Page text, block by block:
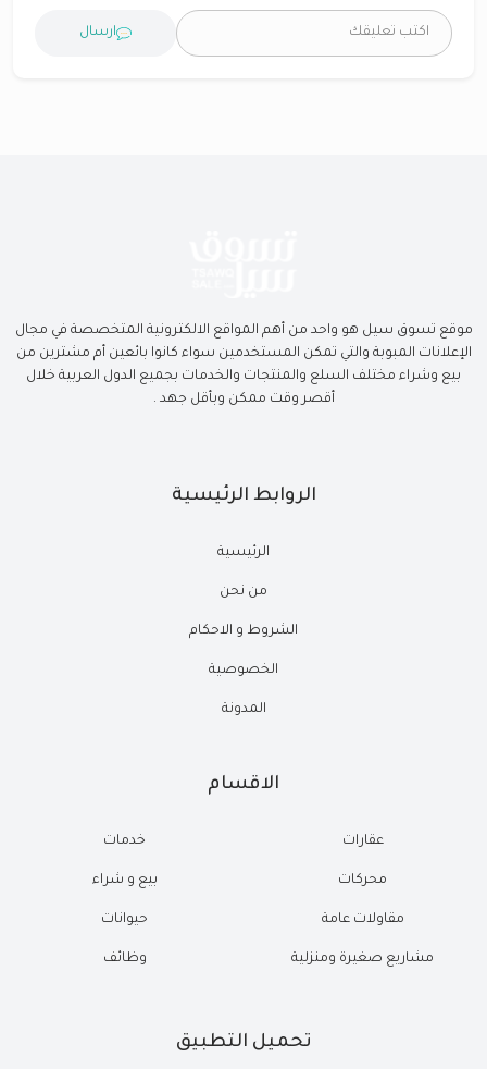
ارسال
موقع تسوق سيل هو واحد من أهم المواقع الالكترونية المتخصصة في مجال
الإعلانات المبوبة والتي تمكن المستخدمين سواء كانوا بائعين أم مشترين من
بيع وشراء مختلف السلع والمنتجات والخدمات بجميع الدول العربية خلال
أقصر وقت ممكن وبأقل جهد .
الروابط الرئيسية
الرئيسية
من نحن
الشروط و الاحكام
الخصوصية
المدونة
الاقسام
عقارات
محركات
مقاولات عامة
مشاريع صغيرة ومنزلية
خدمات
بيع و شراء
حيوانات
وظائف
تحميل التطبيق